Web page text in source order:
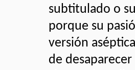
subtitulado o
porque su
versión
de